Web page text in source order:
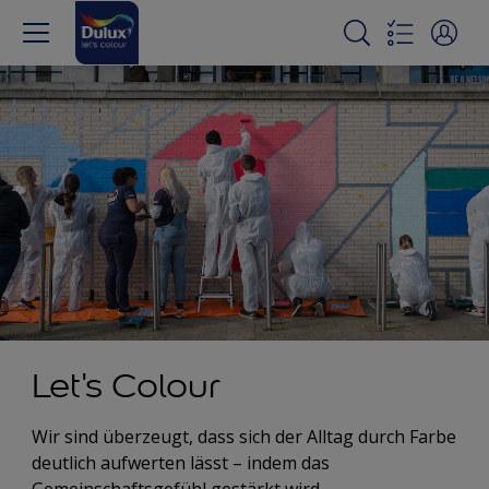
Let's Colour
Wir sind überzeugt, dass sich der Alltag durch Farbe
deutlich aufwerten lässt – indem das